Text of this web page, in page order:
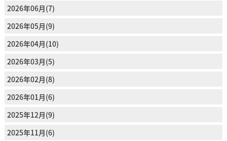
2026年06月(7)
2026年05月(9)
2026年04月(10)
2026年03月(5)
2026年02月(8)
2026年01月(6)
2025年12月(9)
2025年11月(6)